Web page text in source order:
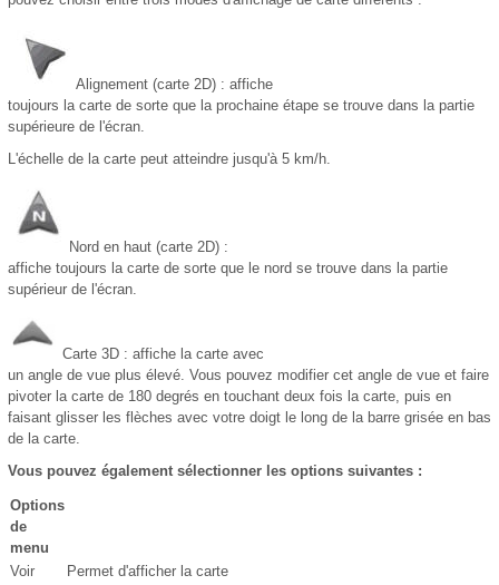
Alignement (carte 2D) : affiche
toujours la carte de sorte que la prochaine étape se trouve dans la partie
supérieure de l'écran.
L'échelle de la carte peut atteindre jusqu'à 5 km/h.
Nord en haut (carte 2D) :
affiche toujours la carte de sorte que le nord se trouve dans la partie
supérieur de l'écran.
Carte 3D : affiche la carte avec
un angle de vue plus élevé. Vous pouvez modifier cet angle de vue et faire
pivoter la carte de 180 degrés en touchant deux fois la carte, puis en
faisant glisser les flèches avec votre doigt le long de la barre grisée en bas
de la carte.
Vous pouvez également sélectionner les options suivantes :
Options
de
menu
Voir
Permet d'afficher la carte